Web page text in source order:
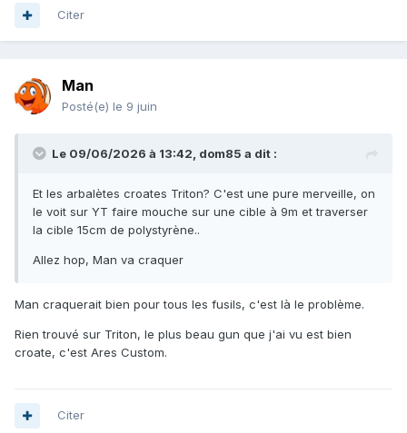
Citer
Man
Posté(e) le 9 juin
Le 09/06/2026 à 13:42, dom85 a dit :
Et les arbalètes croates Triton? C'est une pure merveille, on
le voit sur YT faire mouche sur une cible à 9m et traverser
la cible 15cm de polystyrène..
Allez hop, Man va craquer
Man craquerait bien pour tous les fusils, c'est là le problème.
Rien trouvé sur Triton, le plus beau gun que j'ai vu est bien
croate, c'est Ares Custom.
Citer